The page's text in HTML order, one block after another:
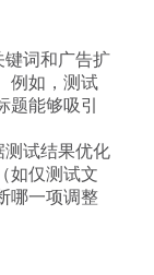
词和广告扩
例如，测试
能够吸引
测试结果优化
如仅测试文
哪一项调整